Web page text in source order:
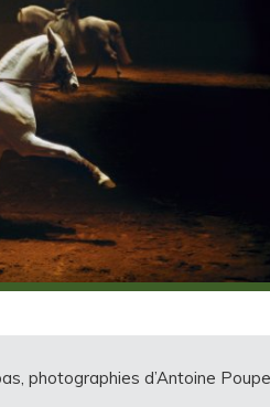
photographies d’Antoine